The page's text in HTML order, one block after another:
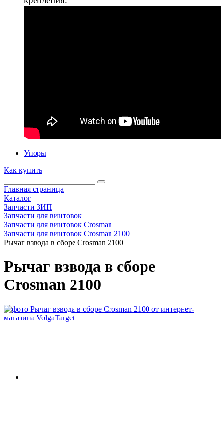
Упоры
Как купить
Главная страница
Каталог
Запчасти ЗИП
Запчасти для винтовок
Запчасти для винтовок Crosman
Запчасти для винтовок Crosman 2100
Рычаг взвода в сборе Crosman 2100
Рычаг взвода в сборе
Crosman 2100